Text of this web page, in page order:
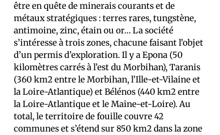
être en quête de minerais courants et de
métaux stratégiques : terres rares, tungstène,
antimoine, zinc, étain ou or… La société
s’intéresse à trois zones, chacune faisant l’objet
d’un permis d’exploration. Il y a Epona (50
kilomètres carrés à l’est du Morbihan), Taranis
(360 km2 entre le Morbihan, l’Ille-et-Vilaine et
la Loire-Atlantique) et Bélénos (440 km2 entre
la Loire-Atlantique et le Maine-et-Loire). Au
total, le territoire de fouille couvre 42
communes et s’étend sur 850 km2 dans la zone